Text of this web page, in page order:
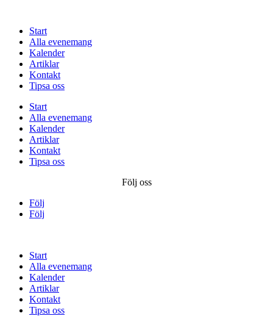
Start
Alla evenemang
Kalender
Artiklar
Kontakt
Tipsa oss
Start
Alla evenemang
Kalender
Artiklar
Kontakt
Tipsa oss
Följ oss
Följ
Följ
Start
Alla evenemang
Kalender
Artiklar
Kontakt
Tipsa oss